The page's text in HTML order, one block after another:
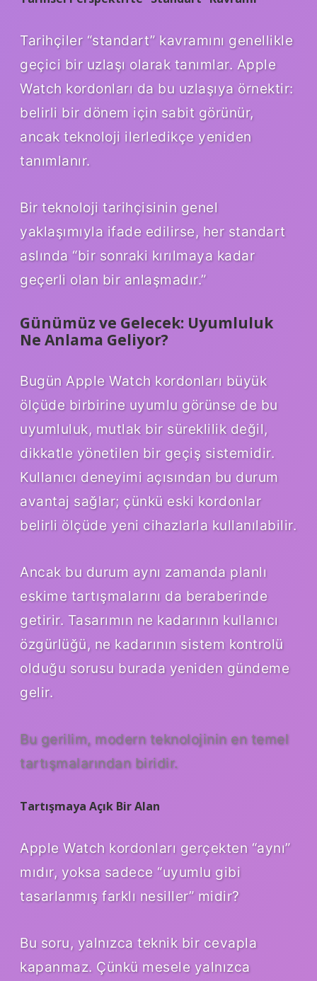
Tarihçiler “standart” kavramını genellikle
geçici bir uzlaşı olarak tanımlar. Apple
Watch kordonları da bu uzlaşıya örnektir:
belirli bir dönem için sabit görünür,
ancak teknoloji ilerledikçe yeniden
tanımlanır.
Bir teknoloji tarihçisinin genel
yaklaşımıyla ifade edilirse, her standart
aslında “bir sonraki kırılmaya kadar
geçerli olan bir anlaşmadır.”
Günümüz ve Gelecek: Uyumluluk
Ne Anlama Geliyor?
Bugün Apple Watch kordonları büyük
ölçüde birbirine uyumlu görünse de bu
uyumluluk, mutlak bir süreklilik değil,
dikkatle yönetilen bir geçiş sistemidir.
Kullanıcı deneyimi açısından bu durum
avantaj sağlar; çünkü eski kordonlar
belirli ölçüde yeni cihazlarla kullanılabilir.
Ancak bu durum aynı zamanda planlı
eskime tartışmalarını da beraberinde
getirir. Tasarımın ne kadarının kullanıcı
özgürlüğü, ne kadarının sistem kontrolü
olduğu sorusu burada yeniden gündeme
gelir.
Bu gerilim, modern teknolojinin en temel
tartışmalarından biridir.
Tartışmaya Açık Bir Alan
Apple Watch kordonları gerçekten “aynı”
mıdır, yoksa sadece “uyumlu gibi
tasarlanmış farklı nesiller” midir?
Bu soru, yalnızca teknik bir cevapla
kapanmaz. Çünkü mesele yalnızca